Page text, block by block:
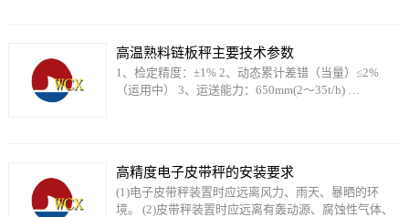
高温熟料链板秤主要技术参数
1、检定精度：±1% 2、动态累计差错（当量）≤2%
（运用中） 3、运送能力：650mm(2～35t/h) …
高精度电子皮带秤的安装要求
(1)电子皮带秤装置时应远离风力、雨天、暴晒的环
境。 (2)皮带秤装置时应远离有轰动源、腐蚀性气体、